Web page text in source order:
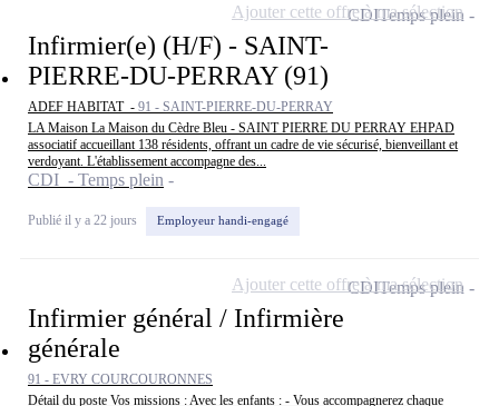
Infirmier(e) (H/F) - SAINT-
PIERRE-DU-PERRAY (91)
ADEF HABITAT - 91 - SAINT-PIERRE-DU-PERRAY
LA Maison La Maison du Cèdre Bleu - SAINT PIERRE DU PERRAY EHPAD
associatif accueillant 138 résidents, offrant un cadre de vie sécurisé, bienveillant et
verdoyant. L'établissement accompagne des...
CDI - Temps plein
Publié il y a 22 jours Employeur handi-engagé
CDITemps plein
Ajouter cette offre à ma sélection
Infirmier général / Infirmière
générale
91 - EVRY COURCOURONNES
Détail du poste Vos missions : Avec les enfants : - Vous accompagnerez chaque
CDITemps plein
Ajouter cette offre à ma sélection